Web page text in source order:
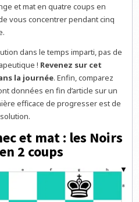
et mat en quatre coups en
vous concentrer pendant cinq
dans le temps imparti, pas de
! Revenez sur cet
la journée. Enfin, comparez
données en fin d’article sur un
efficace de progresser est de
et mat : les Noirs
2 coups